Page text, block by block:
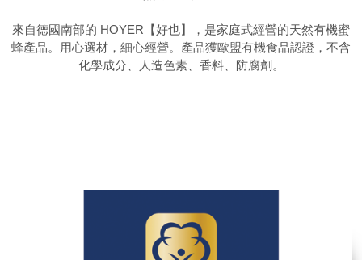
來自德國南部的 HOYER【好也】，是家庭式經營的天然有機蜜
蜂產品。用心選材，細心經營。產品獲歐盟有機食品認證，不含
化學成分、人造色素、香料、防腐劑。